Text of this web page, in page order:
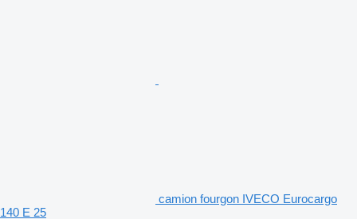
camion fourgon IVECO Eurocargo
140 E 25